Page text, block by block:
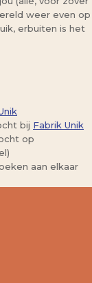
weer even op
erbuiten is het
bij Fabrik Unik
op
aan elkaar